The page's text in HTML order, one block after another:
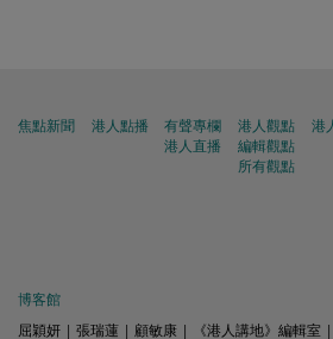
焦點新聞 港人點播
有聲專欄
港人直播
港人觀點
編輯觀點
所有觀點
港
博客館
屈穎妍
張瑞蓮 顧敏康 《港人講地》編輯室